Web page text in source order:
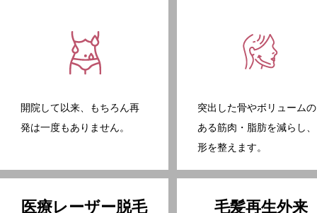
開院して以来、もちろん再
発は一度もありません。
突出した骨やボリュームの
ある筋肉・脂肪を減らし、
形を整えます。
医療レーザー脱毛 毛髪再生外来